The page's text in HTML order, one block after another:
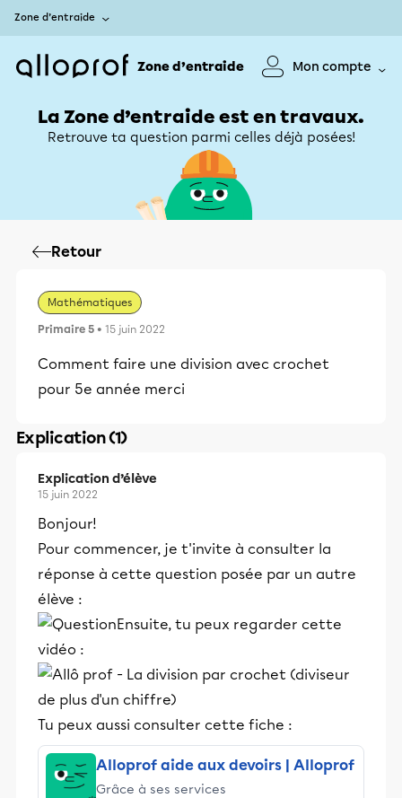
Zone d’entraide
Zone d’entraide Mon compte
La Zone d’entraide est en travaux.
Retrouve ta question parmi celles déjà posées!
Retour
Mathématiques
Primaire 5 • 15 juin 2022
Comment faire une division avec crochet
pour 5e année merci
Explication (1)
Explication d’élève
15 juin 2022
Bonjour!
Pour commencer, je t'invite à consulter la
réponse à cette question posée par un autre
élève :
Ensuite, tu peux regarder cette
vidéo :
Tu peux aussi consulter cette fiche :
Alloprof aide aux devoirs | Alloprof
Grâce à ses services